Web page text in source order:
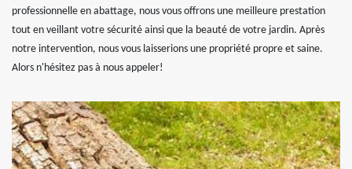
professionnelle en abattage, nous vous offrons une meilleure prestation
tout en veillant votre sécurité ainsi que la beauté de votre jardin. Après
notre intervention, nous vous laisserions une propriété propre et saine.
Alors n'hésitez pas à nous appeler!